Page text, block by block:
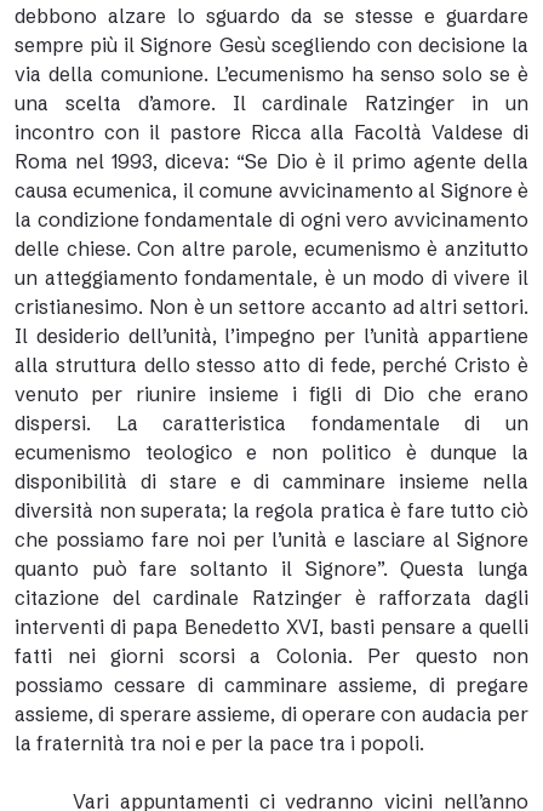
debbono alzare lo sguardo da se stesse e guardare
sempre più il Signore Gesù scegliendo con decisione la
via della comunione. L’ecumenismo ha senso solo se è
una scelta d’amore. Il cardinale Ratzinger in un
incontro con il pastore Ricca alla Facoltà Valdese di
Roma nel 1993, diceva: “Se Dio è il primo agente della
causa ecumenica, il comune avvicinamento al Signore è
la condizione fondamentale di ogni vero avvicinamento
delle chiese. Con altre parole, ecumenismo è anzitutto
un atteggiamento fondamentale, è un modo di vivere il
cristianesimo. Non è un settore accanto ad altri settori.
Il desiderio dell’unità, l’impegno per l’unità appartiene
alla struttura dello stesso atto di fede, perché Cristo è
venuto per riunire insieme i figli di Dio che erano
dispersi. La caratteristica fondamentale di un
ecumenismo teologico e non politico è dunque la
disponibilità di stare e di camminare insieme nella
diversità non superata; la regola pratica è fare tutto ciò
che possiamo fare noi per l’unità e lasciare al Signore
quanto può fare soltanto il Signore”. Questa lunga
citazione del cardinale Ratzinger è rafforzata dagli
interventi di papa Benedetto XVI, basti pensare a quelli
fatti nei giorni scorsi a Colonia. Per questo non
possiamo cessare di camminare assieme, di pregare
assieme, di sperare assieme, di operare con audacia per
la fraternità tra noi e per la pace tra i popoli.
Vari appuntamenti ci vedranno vicini nell’anno